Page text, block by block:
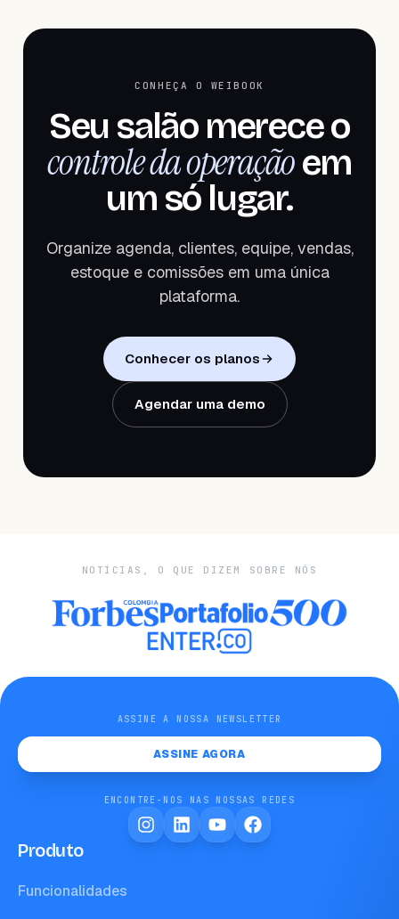
CONHEÇA O WEIBOOK
Seu salão merece o
controle da operaçãoem
um só lugar.
Organize agenda, clientes, equipe, vendas,
estoque e comissões em uma única
plataforma.
Conhecer os planos
Agendar uma demo
NOTÍCIAS, O QUE DIZEM SOBRE NÓS
ASSINE A NOSSA NEWSLETTER
ASSINE AGORA
ENCONTRE-NOS NAS NOSSAS REDES
Produto
Funcionalidades